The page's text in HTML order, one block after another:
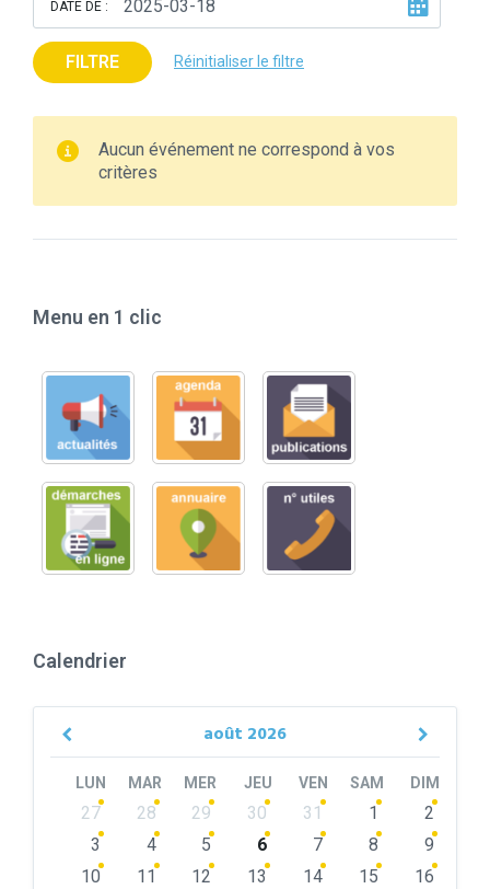
DATE DE :
FILTRE Réinitialiser le filtre
Aucun événement ne correspond à vos
critères
Menu en 1 clic
Calendrier
août 2026
Previous
LUN MAR MER JEU VEN SAM DIM
Skip
calendar
27 28 29 30 31 1
2
3
4 5 6 7 8
9
10
11 12 13 14 15
16